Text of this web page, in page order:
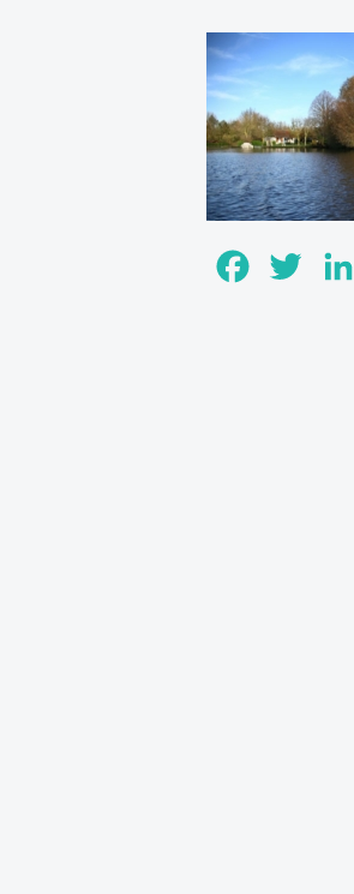
FacebookTwitter